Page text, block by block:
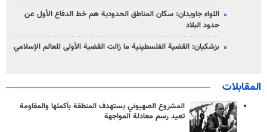
اللواء جاويدان: سكان المناطق الحدودية هم خط الدفاع الأول عن
حدود البلاد
بزشكيان: القضية الفلسطينية ما زالت القضية الأولى للعالم الإسلامي
المقابلات
المشروع الصهيوني يستهدف المنطقة بأكملها والمقاومة
تعيد رسم معادلة المواجهة